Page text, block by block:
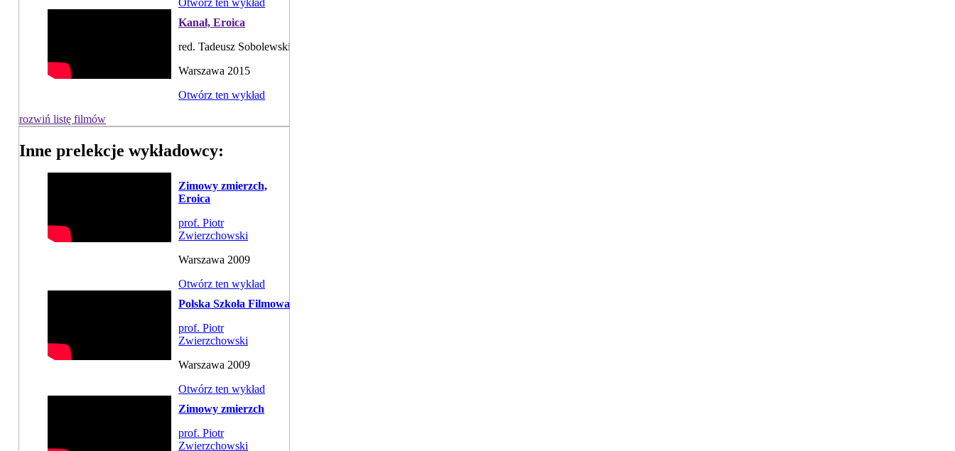
Otwórz ten wykład
Kanał, Eroica
red. Tadeusz Sobolewski
Warszawa 2015
Otwórz ten wykład
rozwiń listę filmów
Inne prelekcje wykładowcy:
Zimowy zmierzch,
Eroica
prof. Piotr
Zwierzchowski
Warszawa 2009
Otwórz ten wykład
Polska Szkoła Filmowa
prof. Piotr
Zwierzchowski
Warszawa 2009
Otwórz ten wykład
Zimowy zmierzch
prof. Piotr
Zwierzchowski